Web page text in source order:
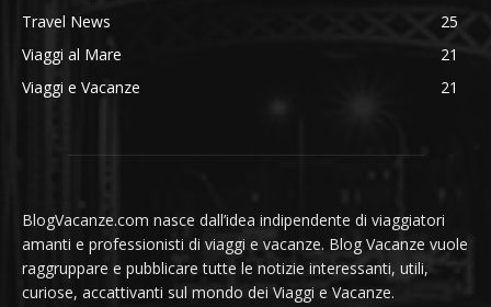
Travel News
25
Viaggi al Mare
21
Viaggi e Vacanze
21
BlogVacanze.com nasce dall’idea indipendente di viaggiatori
amanti e professionisti di viaggi e vacanze. Blog Vacanze vuole
raggruppare e pubblicare tutte le notizie interessanti, utili,
curiose, accattivanti sul mondo dei Viaggi e Vacanze.